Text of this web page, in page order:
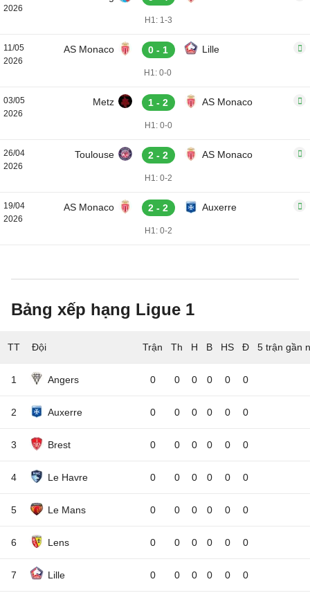
2026
H1: 1-3
11/05
2026
AS Monaco 0 - 1 Lille
H1: 0-0
03/05
2026
Metz 1 - 2 AS Monaco
H1: 0-0
26/04
2026
Toulouse 2 - 2 AS Monaco
H1: 0-2
19/04
2026
AS Monaco 2 - 2 Auxerre
H1: 0-2
Bảng xếp hạng Ligue 1
TT Đội 5 trận gần
1 Angers 0 0 0 0 0 0
2 Auxerre 0 0 0 0 0 0
3 Brest 0 0 0 0 0 0
4 Le Havre 0 0 0 0 0 0
5 Le Mans 0 0 0 0 0 0
6 Lens 0 0 0 0 0 0
7 Lille 0 0 0 0 0 0